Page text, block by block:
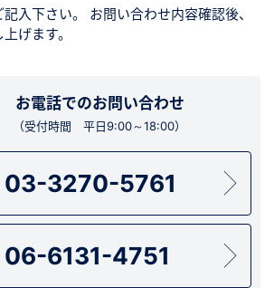
入下さい。
お問い合わせ内容確認後、
げます。
お電話でのお問い合わせ
（受付時間 平日9:00～18:00）
03-3270-5761
06-6131-4751